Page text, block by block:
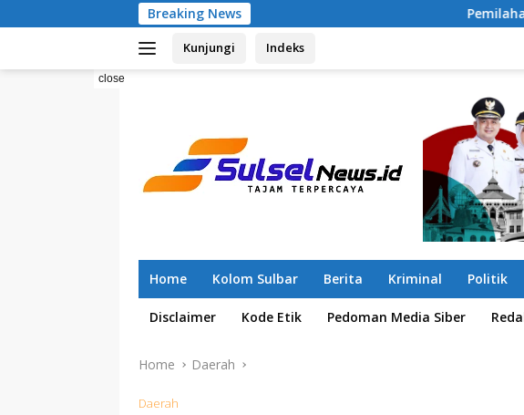
to
Breaking News Pemilahan Sampah Sejak 2025,
Kunjungi Indeks
close
Home Kolom Sulbar Berita Kriminal Politik
Disclaimer Kode Etik Pedoman Media Siber
Home Daerah
Daerah